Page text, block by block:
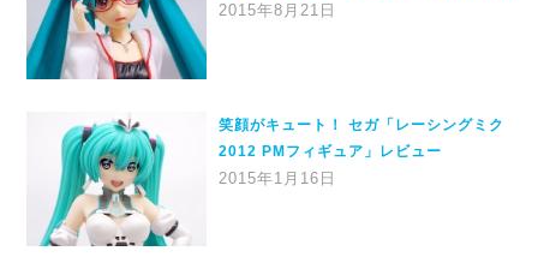
2015年8月21日
笑顔がキュート！ セガ「レーシングミク
2012 PMフィギュア」レビュー
2015年1月16日